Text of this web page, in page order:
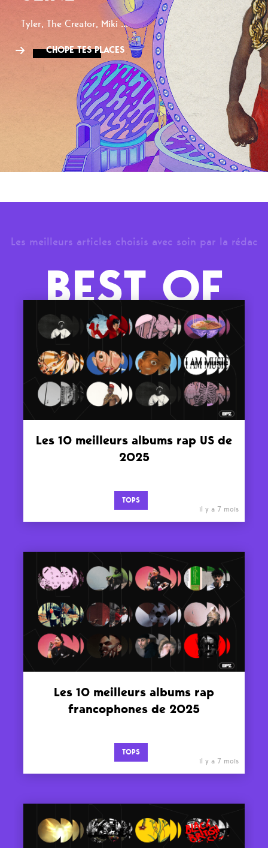
Tyler, The Creator, Miki ...
CHOPE TES PLACES
Les meilleurs articles choisis avec soin par la rédac
BEST OF
Les 10 meilleurs albums rap US de
2025
TOPS
il y a 7 mois
Les 10 meilleurs albums rap
francophones de 2025
TOPS
il y a 7 mois